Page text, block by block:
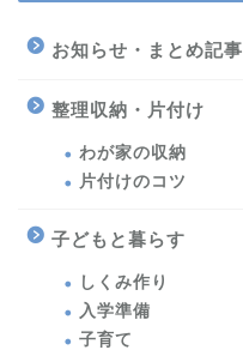
お知らせ・まとめ記事
整理収納・片付け
わが家の収納
片付けのコツ
子どもと暮らす
しくみ作り
入学準備
子育て